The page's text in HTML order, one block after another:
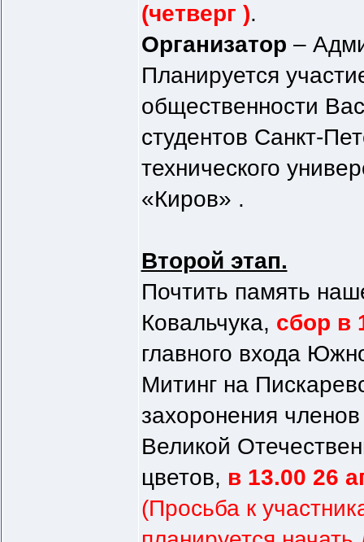
(четверг ).
Организатор –
Планируется
общественности
студентов Санкт-
технического
«Киров» .
Второй этап.
Почтить память
Ковальчука, сбор в
главного входа
Митинг на
захоронения
Великой
цветов, в 13.00 26
(Просьба к